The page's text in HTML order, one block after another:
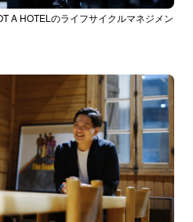
A HOTELのライフサイクルマネジメン